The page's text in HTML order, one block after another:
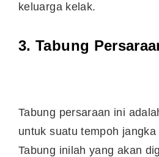
keluarga kelak.
3. Tabung
Tabung persaraan ini
untuk suatu tempoh
Tabung inilah yang akan